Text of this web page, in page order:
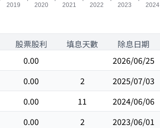
股票股利 填息天數 除息日期
0.00 2026/06/25
0.00 2 2025/07/03
0.00 11 2024/06/06
0.00 2 2023/06/01